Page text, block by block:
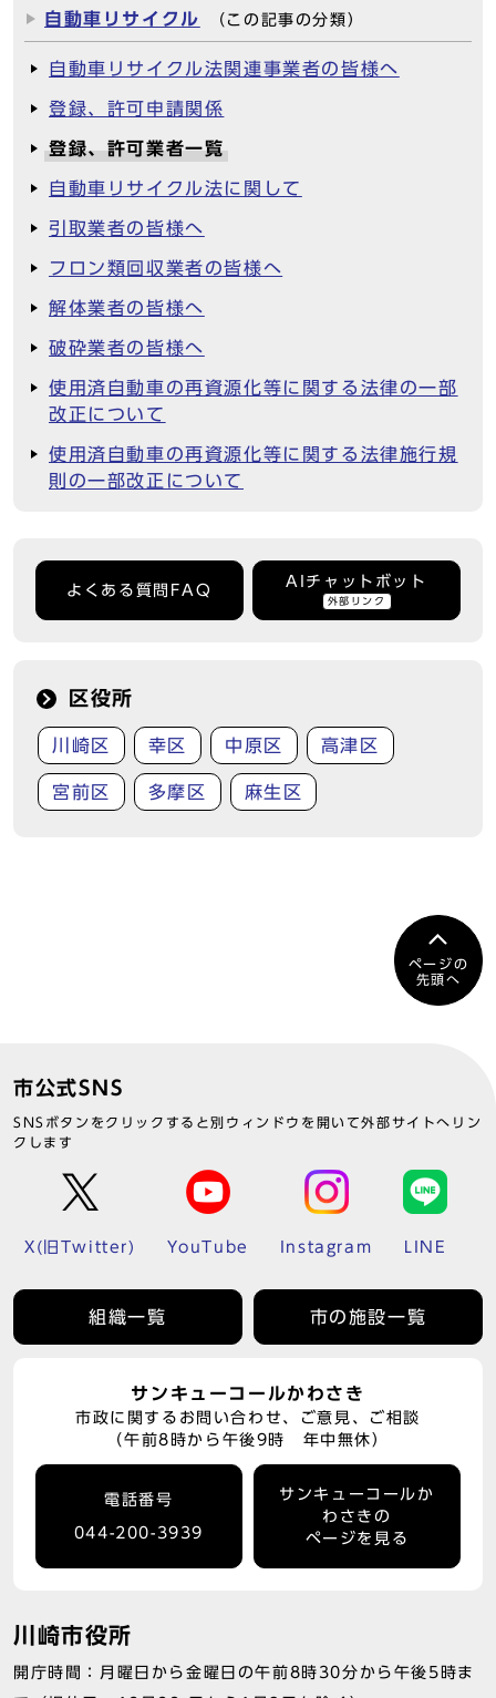
自動車リサイクル （この記事の分類）
自動車リサイクル法関連事業者の皆様へ
登録、許可申請関係
登録、許可業者一覧
自動車リサイクル法に関して
引取業者の皆様へ
フロン類回収業者の皆様へ
解体業者の皆様へ
破砕業者の皆様へ
使用済自動車の再資源化等に関する法律の一部
改正について
使用済自動車の再資源化等に関する法律施行規
則の一部改正について
よくある質問FAQ
AIチャットボット
外部リンク
区役所
川崎区 幸区 中原区 高津区
宮前区 多摩区 麻生区
ページの
先頭へ
市公式SNS
SNSボタンをクリックすると別ウィンドウを開いて外部サイトへリン
クします
X(旧Twitter) YouTube Instagram LINE
組織一覧 市の施設一覧
サンキューコールかわさき
市政に関するお問い合わせ、ご意見、ご相談
（午前8時から午後9時 年中無休）
電話番号
044-200-3939
サンキューコールか
わさきの
ページを見る
川崎市役所
開庁時間：月曜日から金曜日の午前8時30分から午後5時ま